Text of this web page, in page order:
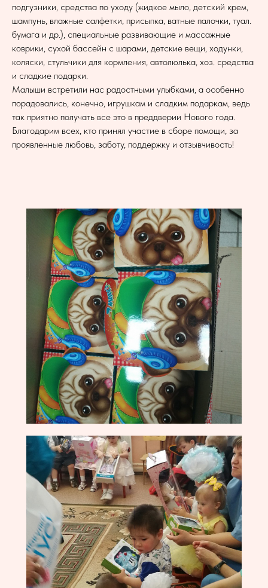
подгузники, средства по уходу (жидкое мыло, детский крем,
шампунь, влажные салфетки, присыпка, ватные палочки, туал.
бумага и др.), специальные развивающие и массажные
коврики, сухой бассейн с шарами, детские вещи, ходунки,
коляски, стульчики для кормления, автолюлька, хоз. средства
и сладкие подарки.
Малыши встретили нас радостными улыбками, а особенно
порадовались, конечно, игрушкам и сладким подаркам, ведь
так приятно получать все это в преддверии Нового года.
Благодарим всех, кто принял участие в сборе помощи, за
проявленные любовь, заботу, поддержку и отзывчивость!